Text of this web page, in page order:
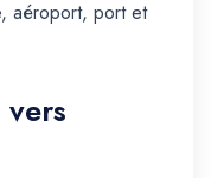
aéroport, port et